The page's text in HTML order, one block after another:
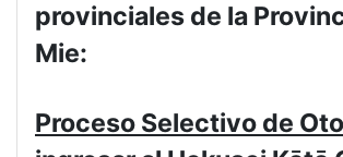
provinciales de la
Mie:
Proceso Selectivo de